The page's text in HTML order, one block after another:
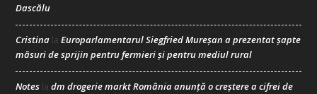
Dascălu
Cristina la Europarlamentarul Siegfried Mureșan a prezentat șapte
măsuri de sprijin pentru fermieri și pentru mediul rural
Notes la dm drogerie markt România anunță o creștere a cifrei de